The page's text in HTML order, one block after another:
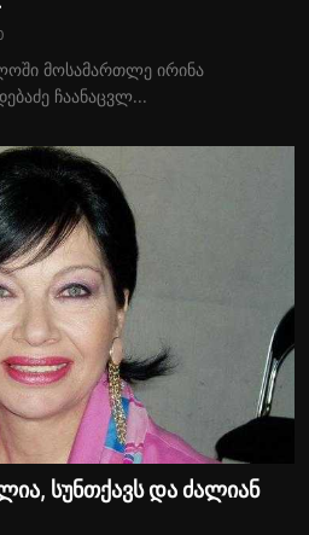
მოსამართლე ირინა
ჩაანაცვლ...
სუნთქავს და ძალიან